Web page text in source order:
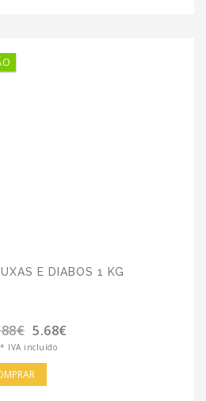
E DIABOS 1 KG
5.68€
* IVA incluído